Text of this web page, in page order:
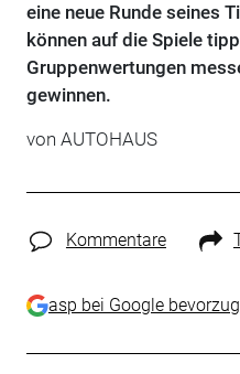
eine neue Runde seines
können auf die Spiele
Gruppenwertungen
gewinnen.
von AUTOHAUS
Kommentare
asp bei Google